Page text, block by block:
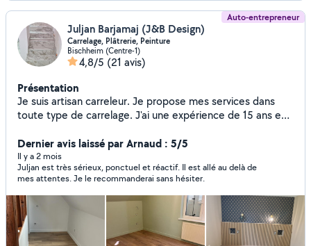
Auto-entrepreneur
Juljan Barjamaj (J&B Design)
Carrelage, Plâtrerie, Peinture
Bischheim (Centre-1)
4,8/5 (21 avis)
Présentation
Je suis artisan carreleur. Je propose mes services dans
toute type de carrelage. J'ai une expérience de 15 ans en
parquet, placo plâtre, joints bandes finitions, peinture.
Dernier avis laissé par Arnaud : 5/5
Il y a 2 mois
Juljan est très sérieux, ponctuel et réactif. Il est allé au delà de
mes attentes. Je le recommanderai sans hésiter.